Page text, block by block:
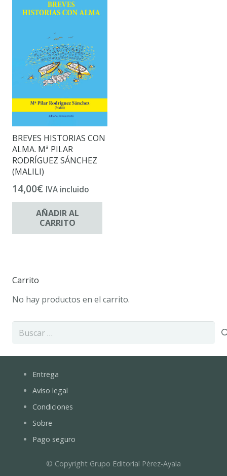
BREVES HISTORIAS CON
ALMA. Mª PILAR
RODRÍGUEZ SÁNCHEZ
(MALILI)
14,00€ IVA incluido
AÑADIR AL
CARRITO
Carrito
No hay productos en el carrito.
Buscar:
Entrega
Aviso legal
Condiciones
Sobre
Pago seguro
© Copyright Grupo Editorial Pérez-Ayala